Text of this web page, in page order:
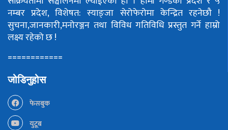
नम्बर प्रदेश, विशेषत: स्याङ्जा सेरोफेरोमा केन्द्रित रहनेछौ !
सुचना,जानकारी,मनोरञ्जन तथा विविध गतिविधि प्रस्तुत गर्ने हाम्रो
लक्ष्य रहेको छ !
============
जोडिनुहोस
फेसबुक
युटूब